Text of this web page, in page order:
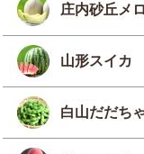
庄内砂丘メ
山形スイカ
白山だだち